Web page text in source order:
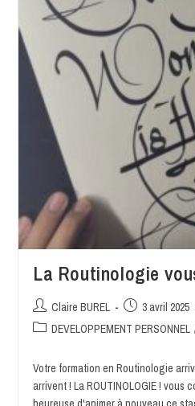
La Routinologie
Claire BUREL
3 avril 2025
DEVELOPPEMENT PERSONNEL
Votre formation en Routinologie
arrivent ! La ROUTINOLOGIE ! vous